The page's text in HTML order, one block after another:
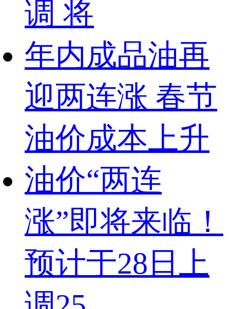
调 将
年内成品油再
迎两连涨 春节
油价成本上升
油价“两连
涨”即将来临！
预计于28日上